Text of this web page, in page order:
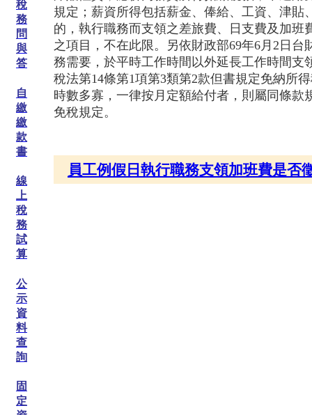
稅
務
問
與
答
自
繳
繳
款
書
線
上
稅
務
試
算
公
示
資
料
查
詢
固
定
規定；薪資所得包括薪金、俸給、工資、津貼
的 ，執行職務而支領之差旅費、日支費及加
之項目，不在此限。另依財政部69年6月2日台
務需要，於平時工作時間以外延長工作時間
稅法第14條第1項第3類第2款但書規定免納所
時數多寡，一律按月定額給付者，則屬同條
免稅規定。
員工例假日執行職務支領加班費是否